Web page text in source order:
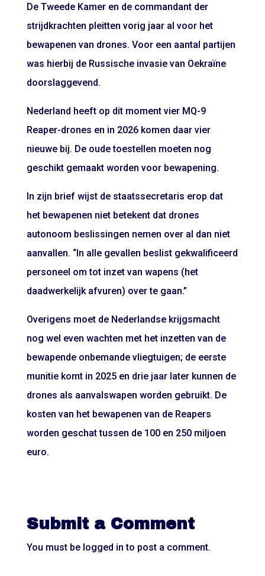
De Tweede Kamer en de commandant der
strijdkrachten pleitten vorig jaar al voor het
bewapenen van drones. Voor een aantal partijen
was hierbij de Russische invasie van Oekraïne
doorslaggevend.
Nederland heeft op dit moment vier MQ-9
Reaper-drones en in 2026 komen daar vier
nieuwe bij. De oude toestellen moeten nog
geschikt gemaakt worden voor bewapening.
In zijn brief wijst de staatssecretaris erop dat
het bewapenen niet betekent dat drones
autonoom beslissingen nemen over al dan niet
aanvallen. “In alle gevallen beslist gekwalificeerd
personeel om tot inzet van wapens (het
daadwerkelijk afvuren) over te gaan.”
Overigens moet de Nederlandse krijgsmacht
nog wel even wachten met het inzetten van de
bewapende onbemande vliegtuigen; de eerste
munitie komt in 2025 en drie jaar later kunnen de
drones als aanvalswapen worden gebruikt. De
kosten van het bewapenen van de Reapers
worden geschat tussen de 100 en 250 miljoen
euro.
Submit a Comment
You must be logged in to post a comment.